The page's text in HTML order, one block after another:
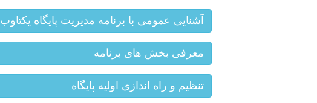
آشنایی عمومی با برنامه مدیریت پایگاه یکتاوب
معرفی بخش های برنامه
تنظیم و راه اندازی اولیه پایگاه